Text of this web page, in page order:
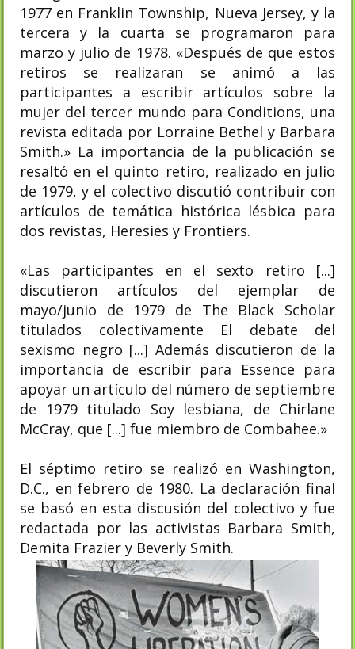
1977 en Franklin Township, Nueva Jersey, y la
tercera y la cuarta se programaron para
marzo y julio de 1978. «Después de que estos
retiros se realizaran se animó a las
participantes a escribir artículos sobre la
mujer del tercer mundo para Conditions, una
revista editada por Lorraine Bethel y Barbara
Smith.» La importancia de la publicación se
resaltó en el quinto retiro, realizado en julio
de 1979, y el colectivo discutió contribuir con
artículos de temática histórica lésbica para
dos revistas, Heresies y Frontiers.
«Las participantes en el sexto retiro [...]
discutieron artículos del ejemplar de
mayo/junio de 1979 de The Black Scholar
titulados colectivamente El debate del
sexismo negro [...] Además discutieron de la
importancia de escribir para Essence para
apoyar un artículo del número de septiembre
de 1979 titulado Soy lesbiana, de Chirlane
McCray, que [...] fue miembro de Combahee.»
El séptimo retiro se realizó en Washington,
D.C., en febrero de 1980. La declaración final
se basó en esta discusión del colectivo y fue
redactada por las activistas Barbara Smith,
Demita Frazier y Beverly Smith.